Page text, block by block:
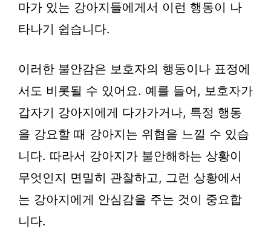
마가 있는 강아지들에게서 이런 행동이 나
타나기 쉽습니다.
이러한 불안감은 보호자의 행동이나 표정에
서도 비롯될 수 있어요. 예를 들어, 보호자가
갑자기 강아지에게 다가가거나, 특정 행동
을 강요할 때 강아지는 위협을 느낄 수 있습
니다. 따라서 강아지가 불안해하는 상황이
무엇인지 면밀히 관찰하고, 그런 상황에서
는 강아지에게 안심감을 주는 것이 중요합
니다.